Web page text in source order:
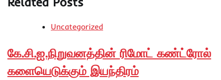
Uncategorized
கே.சி.ஐ.நிறுவனத்தின் ரிமோட் கண்ட்ரோல்
களையெடுக்கும் இயந்திரம்